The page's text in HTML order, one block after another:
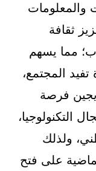
والمعلومات
ثقافة
مما يسهم
المجتمع،
فرصة
التكنولوجيا،
ولذلك
على فتح